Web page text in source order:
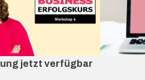
jetzt verfügbar